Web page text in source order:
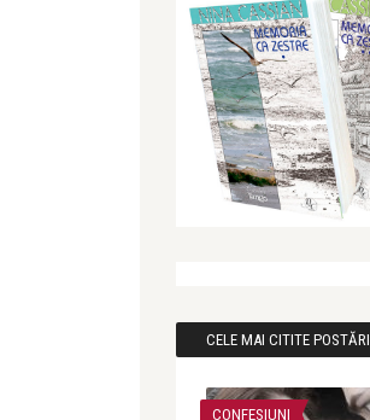
CELE MAI CITITE POSTĂRI
CONFESIUNI